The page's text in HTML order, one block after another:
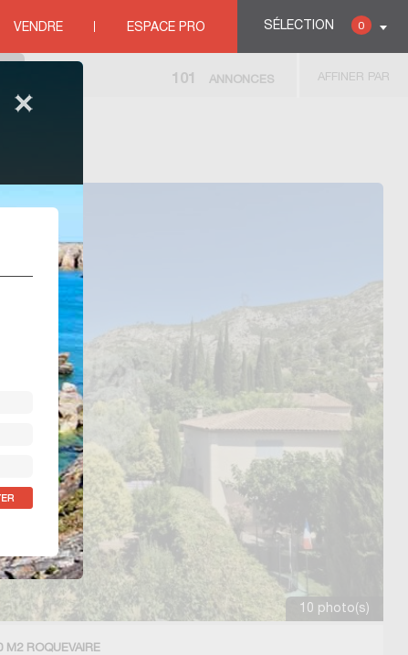
SÉLECTION 0
VENDRE ESPACE PRO
10 photo(s)
M2 ROQUEVAIRE
AFFINER PAR
101 ANNONCES